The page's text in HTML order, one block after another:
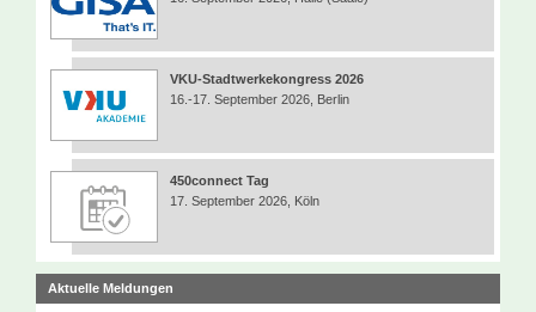
VKU-Stadtwerkekongress 2026
16.-17. September 2026, Berlin
450connect Tag
17. September 2026, Köln
Aktuelle Meldungen